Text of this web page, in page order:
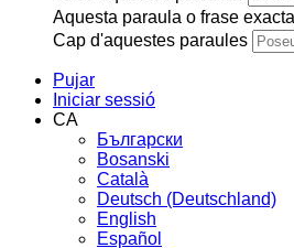
Aquesta paraula o frase exacta
Cap d'aquestes paraules
Pujar
Iniciar sessió
CA
Български
Bosanski
Сatalà
Deutsch (Deutschland)
English
Español